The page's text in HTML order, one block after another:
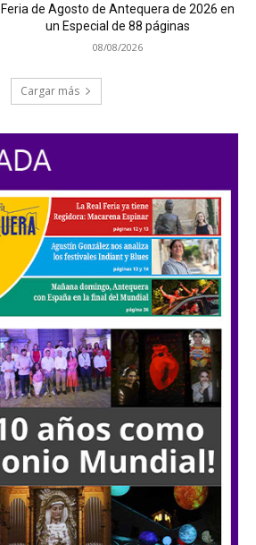
Feria de Agosto de Antequera de 2026 en
un Especial de 88 páginas
08/08/2026
Cargar más